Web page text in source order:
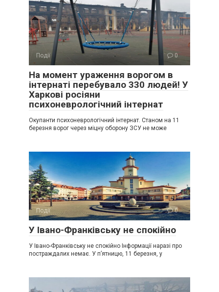
Події 0
На момент ураження ворогом в
інтернаті перебувало 330 людей! У
Харкові росіяни
психоневрологічний інтернат
Окупанти психоневрологічний інтернат. Станом на 11
березня ворог через міцну оборону ЗСУ не може
Події 0
У Івано-Франківську не спокійно
У Івано-Франківську не спокійно Інформації наразі про
постраждалих немає. У п’ятницю, 11 березня, у